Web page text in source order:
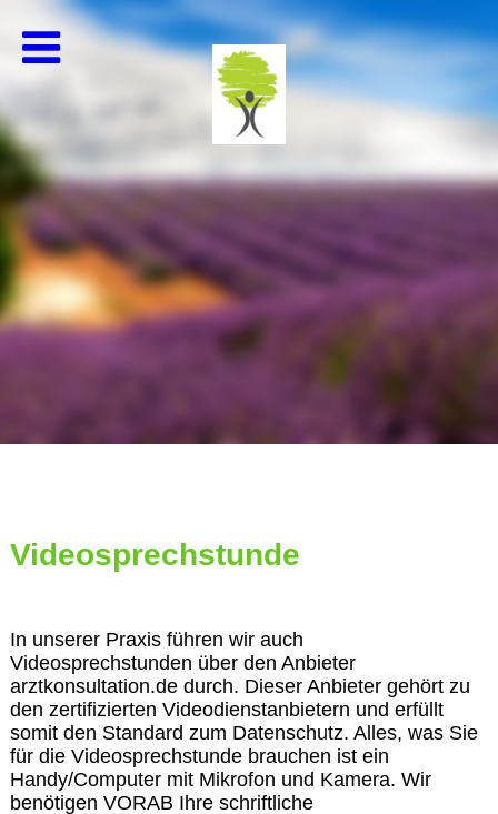
Videosprechstunde
In unserer Praxis führen wir auch
Videosprechstunden über den Anbieter
arztkonsultation.de durch. Dieser Anbieter gehört zu
den zertifizierten Videodienstanbietern und erfüllt
somit den Standard zum Datenschutz. Alles, was Sie
für die Videosprechstunde brauchen ist ein
Handy/Computer mit Mikrofon und Kamera. Wir
benötigen VORAB Ihre schriftliche